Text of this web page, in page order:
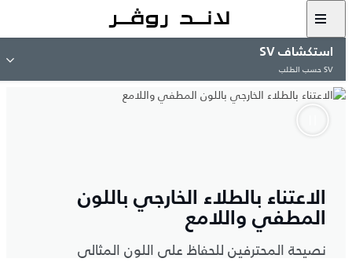
استكشاف SV
SV حسب الطلب
الاعتناء بالطلاء الخارجي باللون
المطفي واللامع
نصيحة المحترفين للحفاظ على اللون المثالي